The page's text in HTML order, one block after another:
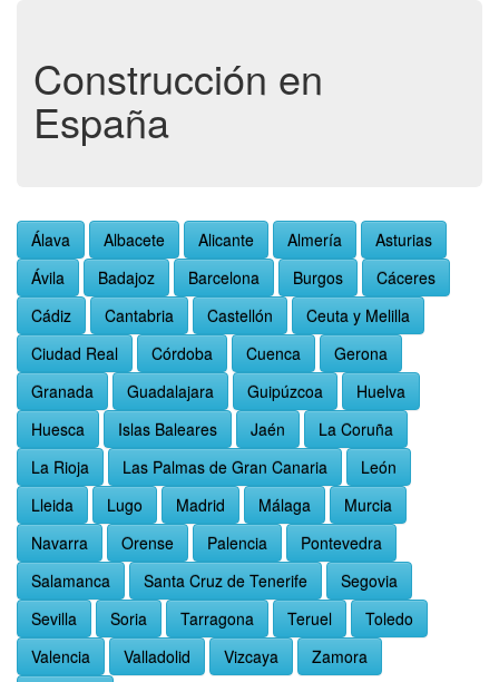
Construcción en
España
Álava Albacete Alicante Almería
Asturias
Ávila
Badajoz Barcelona Burgos
Cáceres
Cádiz
Cantabria Castellón
Ceuta y Melilla
Ciudad Real
Córdoba Cuenca
Gerona
Granada
Guadalajara Guipúzcoa
Huelva
Huesca
Islas Baleares Jaén
La Coruña
La Rioja
Las Palmas de Gran Canaria
León
Lleida
Lugo Madrid Málaga
Murcia
Navarra
Orense Palencia
Pontevedra
Salamanca
Santa Cruz de Tenerife
Segovia
Sevilla
Soria Tarragona Teruel
Toledo
Valencia
Valladolid Vizcaya
Zamora